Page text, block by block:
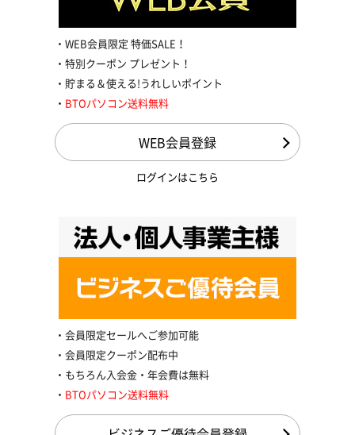
WEB会員限定 特価SALE！
特別クーポン プレゼント！
貯まる＆使える!うれしいポイント
BTOパソコン送料無料
WEB会員登録
ログインはこちら
会員限定セールへご参加可能
会員限定クーポン配布中
もちろん入会金・年会費は無料
BTOパソコン送料無料